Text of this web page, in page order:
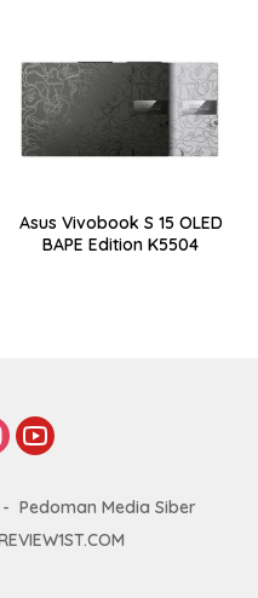
Asus Vivobook S 15 OLED
BAPE Edition K5504
Pedoman Media Siber